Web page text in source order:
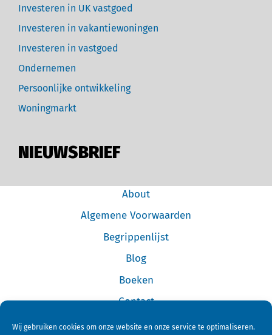
Wij gebruiken cookies om onze website en onze service te optimaliseren.
Investeren in UK vastgoed
Investeren in vakantiewoningen
Investeren in vastgoed
Ondernemen
Persoonlijke ontwikkeling
Woningmarkt
NIEUWSBRIEF
About
Algemene Voorwaarden
Begrippenlijst
Blog
Boeken
Contact
Cookiebeleid (EU)